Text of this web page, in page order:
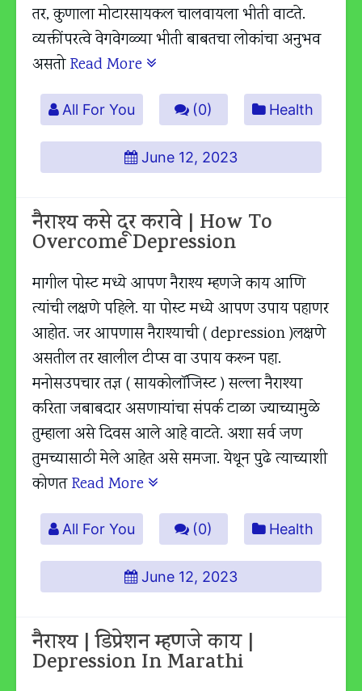
तर, कुणाला मोटारसायकल चालवायला भीती वाटते.
व्यक्तींपरत्वे वेगवेगळ्या भीती बाबतचा लोकांचा अनुभव
असतो Read More
All For You (0) Health
June 12, 2023
नैराश्य कसे दूर करावे | How To
Overcome Depression
मागील पोस्ट मध्ये आपण नैराश्य म्हणजे काय आणि
त्यांची लक्षणे पहिले. या पोस्ट मध्ये आपण उपाय पहाणर
आहोत. जर आपणास नैराश्याची ( depression )लक्षणे
असतील तर खालील टीप्स वा उपाय करून पहा.
मनोसउपचार तज्ञ ( सायकोलॉजिस्ट ) सल्ला नैराश्या
करिता जबाबदार असणाऱ्यांचा संपर्क टाळा ज्याच्यामुळे
तुम्हाला असे दिवस आले आहे वाटते. अशा सर्व जण
तुमच्यासाठी मेले आहेत असे समजा. येथून पुढे त्याच्याशी
कोणत Read More
All For You (0) Health
June 12, 2023
नैराश्य | डिप्रेशन म्हणजे काय |
Depression In Marathi